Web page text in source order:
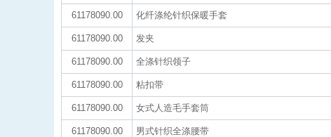
61178090.00 化纤涤纶针织保暖手套
61178090.00 发夹
61178090.00 全涤针织领子
61178090.00 粘扣带
61178090.00 女式人造毛手套筒
61178090.00 男式针织全涤腰带